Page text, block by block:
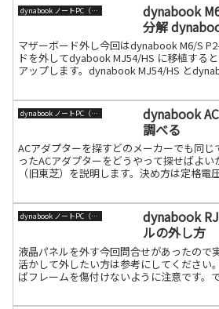
dynabook ノートPC（旧東芝）
dynabook
分解
マザーボード外し今回はdynabook M6/S
ドを外してdyabook MJ54/HS に移植する
アップします。dynabook MJ54/HS と
dynabook ノートPC（旧東芝）
dynabook
調べる
ACアダプターを探すどのメーカーでも同じ
ったACアダプターをどうやって探せばよ
（旧東芝）を説明します。決め方は定格電
dynabook ノートPC（旧東芝）
dynabook
ルの外し方
液晶パネルを外す今回問合せがあったので
活かして外したい方は参考にしてください
ばフレームを傷付けないように注意です。